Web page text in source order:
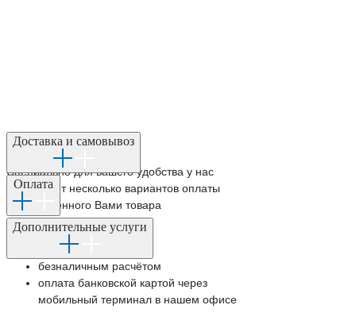
Способы оплаты:
Специально для вашего удобства у нас
существует несколько вариантов оплаты
приобретённого Вами товара
безналичным расчётом
оплата банковской картой через
мобильный терминал в нашем офисе
Доставка и самовывоз
Оплата
Дополнительные услуги